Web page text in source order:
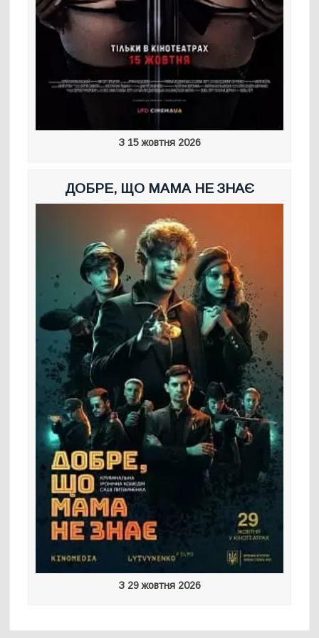
З 15 жовтня 2026
ДОБРЕ, ЩО МАМА НЕ ЗНАЄ
З 29 жовтня 2026